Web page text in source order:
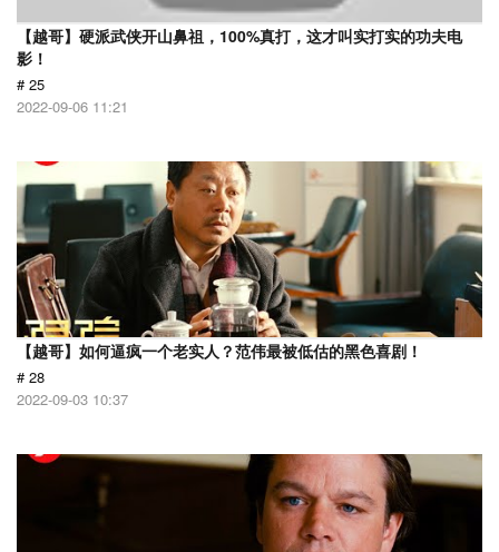
【越哥】硬派武侠开山鼻祖，100%真打，这才叫实打实的功夫电
影！
# 25
2022-09-06 11:21
【越哥】如何逼疯一个老实人？范伟最被低估的黑色喜剧！
# 28
2022-09-03 10:37